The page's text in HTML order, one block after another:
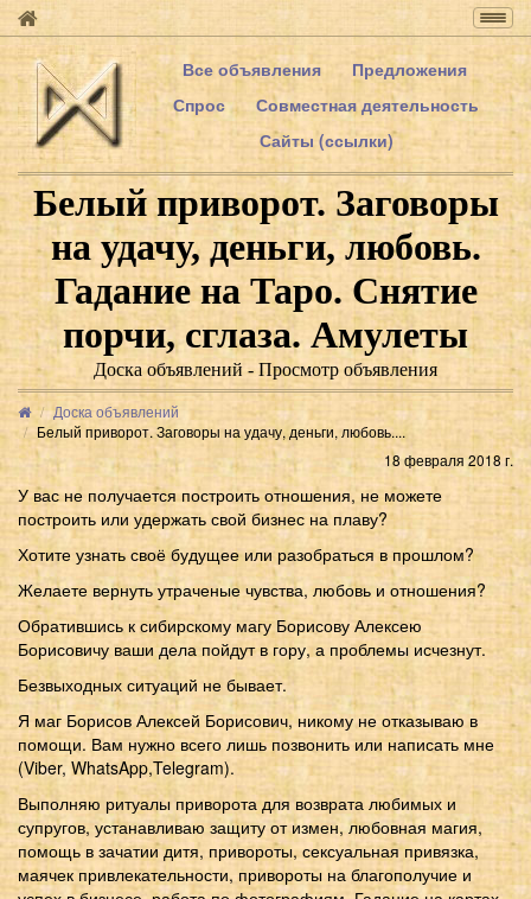
Все объявления
Предложения
Спрос
Совместная деятельность
Сайты (ссылки)
Белый приворот. Заговоры
на удачу, деньги, любовь.
Гадание на Таро. Снятие
порчи, сглаза. Амулеты
Доска объявлений - Просмотр объявления
Доска объявлений
Белый приворот. Заговоры на удачу, деньги, любовь....
18 февраля 2018 г.
У вас не получается построить отношения, не можете
построить или удержать свой бизнес на плаву?
Хотите узнать своё будущее или разобраться в прошлом?
Желаете вернуть утраченые чувства, любовь и отношения?
Обратившись к сибирскому магу Борисову Алексею
Борисовичу ваши дела пойдут в гору, а проблемы исчезнут.
Безвыходных ситуаций не бывает.
Я маг Борисов Алексей Борисович, никому не отказываю в
помощи. Вам нужно всего лишь позвонить или написать мне
(Viber, WhatsApp,Telegram).
Выполняю ритуалы приворота для возврата любимых и
супругов, устанавливаю защиту от измен, любовная магия,
помощь в зачатии дитя, привороты, сексуальная привязка,
маячек привлекательности, привороты на благополучие и